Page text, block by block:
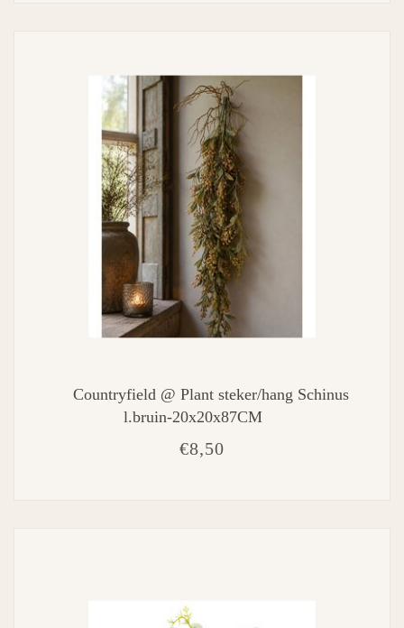
Countryfield @ Plant steker/hang Schinus
l.bruin-20x20x87CM
€8,50